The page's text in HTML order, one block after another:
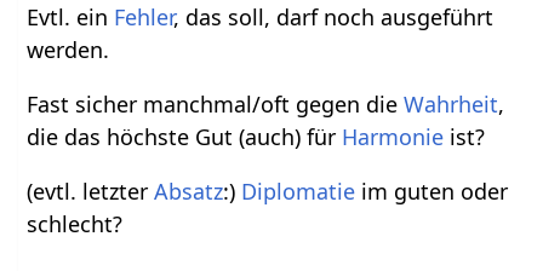
Evtl. ein Fehler, das soll, darf noch ausgeführt
werden.
Fast sicher manchmal/oft gegen dieWahrheit,
die das höchste Gut (auch) für Harmonie ist?
(evtl. letzterAbsatz:) Diplomatie im guten oder
schlecht?